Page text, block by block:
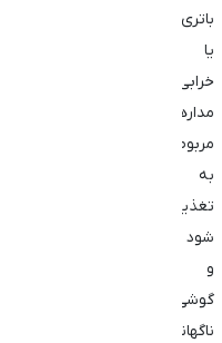
باتری
یا
خرابی
مدارهای
مربوط
به
تغذیه
شود
و
گوشی
ناگهانی